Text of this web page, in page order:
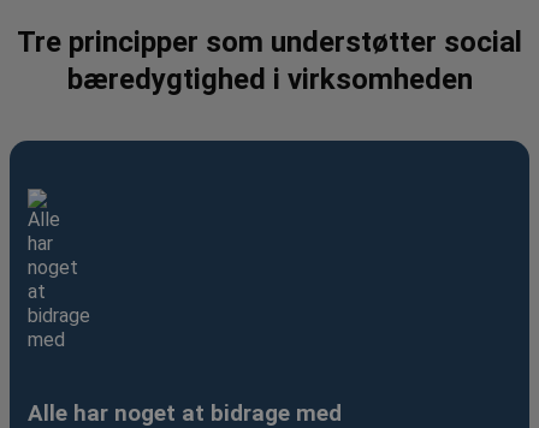
Tre principper som understøtter social
bæredygtighed i virksomheden
Alle har noget at bidrage med